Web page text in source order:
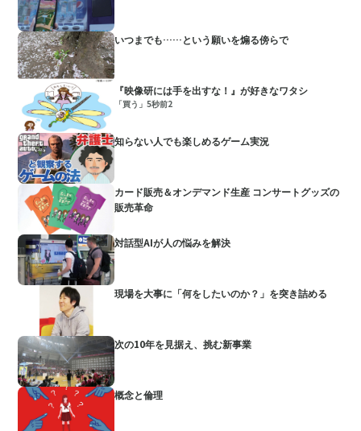
いつまでも……という願いを煽る傍らで
『映像研には手を出すな！』が好きなワタシ
「買う」5秒前2
知らない人でも楽しめるゲーム実況
カード販売＆オンデマンド生産 コンサートグッズの
販売革命
対話型AIが人の悩みを解決
現場を大事に「何をしたいのか？」を突き詰める
次の10年を見据え、挑む新事業
概念と倫理